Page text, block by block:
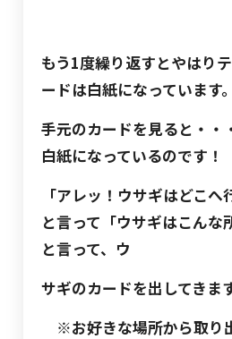
もう1度繰り返すとやはり
ードは白紙になっています。
手元のカードを見ると・・
白紙になっているのです！
「アレッ！ウサギはどこへ
と言って「ウサギはこんな
と言って、ウ
サギのカードを出してきます
※お好きな場所から取り